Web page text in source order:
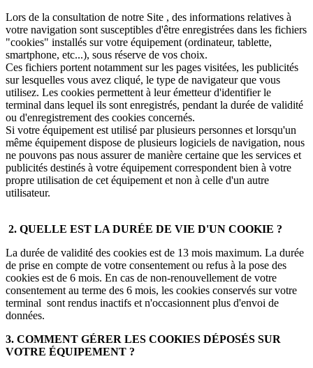
Lors de la consultation de notre Site , des informations relatives à
votre navigation sont susceptibles d'être enregistrées dans les fichiers
"cookies" installés sur votre équipement (ordinateur, tablette,
smartphone, etc...), sous réserve de vos choix.
Ces fichiers portent notamment sur les pages visitées, les publicités
sur lesquelles vous avez cliqué, le type de navigateur que vous
utilisez. Les cookies permettent à leur émetteur d'identifier le
terminal dans lequel ils sont enregistrés, pendant la durée de validité
ou d'enregistrement des cookies concernés.
Si votre équipement est utilisé par plusieurs personnes et lorsqu'un
même équipement dispose de plusieurs logiciels de navigation, nous
ne pouvons pas nous assurer de manière certaine que les services et
publicités destinés à votre équipement correspondent bien à votre
propre utilisation de cet équipement et non à celle d'un autre
utilisateur.
2. QUELLE EST LA DURÉE DE VIE D'UN COOKIE ?
La durée de validité des cookies est de 13 mois maximum. La durée
de prise en compte de votre consentement ou refus à la pose des
cookies est de 6 mois. En cas de non-renouvellement de votre
consentement au terme des 6 mois, les cookies conservés sur votre
terminal sont rendus inactifs et n'occasionnent plus d'envoi de
données.
3. COMMENT GÉRER LES COOKIES DÉPOSÉS SUR
VOTRE ÉQUIPEMENT ?